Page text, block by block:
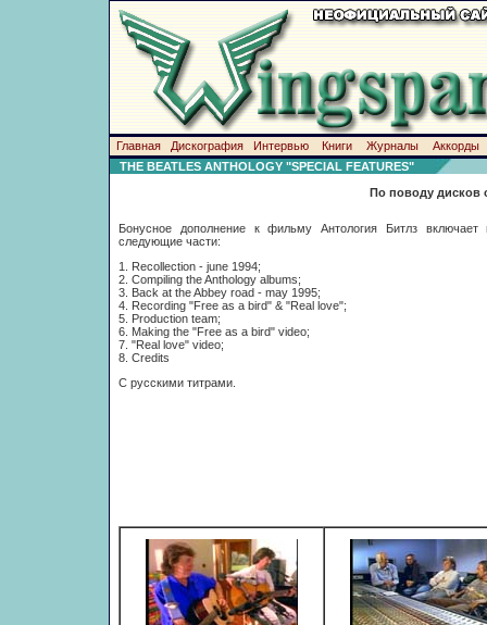
Главная Дискография Интервью Книги Журналы
Аккорды
THE BEATLES ANTHOLOGY "SPECIAL FEATURES"
По поводу дисков
Бонусное дополнение к фильму Антология Битлз включает
следующие части:
1. Recollection - june 1994;
2. Compiling the Anthology albums;
3. Back at the Abbey road - may 1995;
4. Recording "Free as a bird" & "Real love";
5. Production team;
6. Making the "Free as a bird" video;
7. "Real love" video;
8. Credits
С русскими титрами.